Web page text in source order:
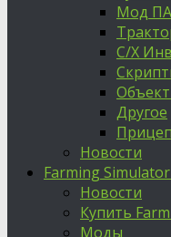
Мод
С/Х
Другое
Новости
Farming
Новости
Купить
Моды